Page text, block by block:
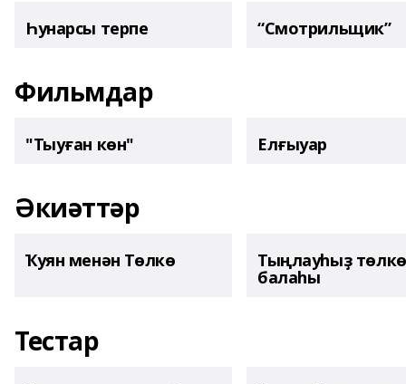
Һунарсы терпе “Смотрильщик”
Фильмдар
"Тыуған көн" Елғыуар
Әкиәттәр
Ҡуян менән Төлкө Тыңлауһыҙ төлкө
балаһы
Тестар